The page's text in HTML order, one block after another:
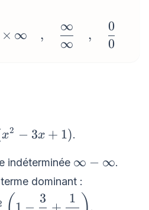
× ∞ ,
∞
∞
,
0
0
(x^2 -
x2 − 3x + 1).
indéterminée \infty
-
\infty
∞ − ∞.
dominant :
3 1
.